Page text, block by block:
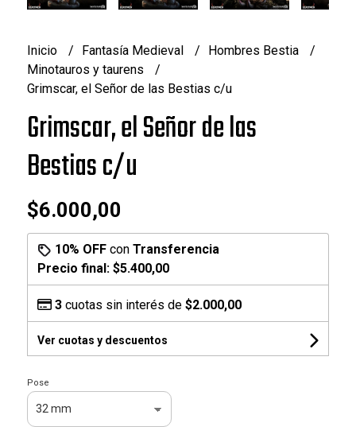
Inicio Fantasía Medieval
Hombres Bestia
Minotauros y taurens
Grimscar, el Señor de las Bestias c/u
Grimscar, el Señor de las
Bestias c/u
$6.000,00
10% OFFcon Transferencia
Precio final: $5.400,00
3cuotas sin interés de $2.000,00
Ver cuotas y descuentos
Pose